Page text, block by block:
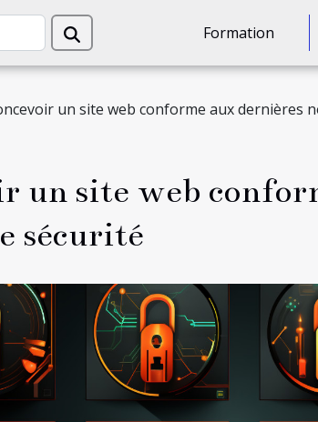
Formation
un site web conforme aux dernières
un site web
sécurité